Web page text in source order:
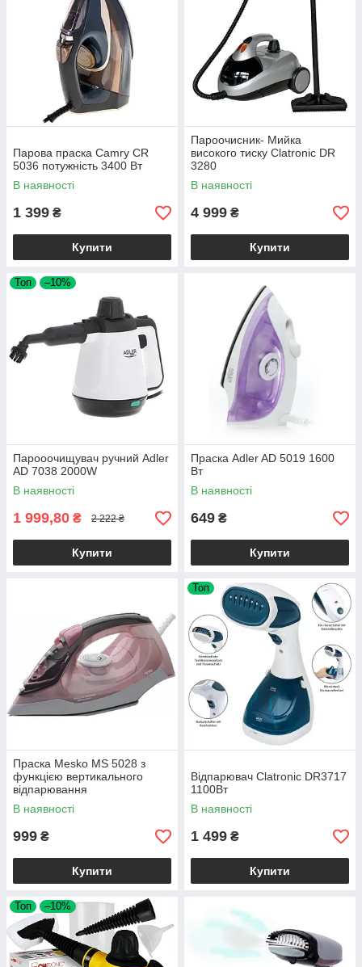
Парова праска Camry CR
5036 потужність 3400 Вт
В наявності
1 399 ₴
Купити
Пароочисник- Мийка
високого тиску Clatronic DR
3280
В наявності
4 999 ₴
Купити
Топ –10%
Парооочищувач ручний Adler
AD 7038 2000W
В наявності
1 999,80 ₴ 2 222 ₴
Купити
Праска Adler AD 5019 1600
Вт
В наявності
649 ₴
Купити
Праска Mesko MS 5028 з
функцією вертикального
відпарювання
В наявності
999 ₴
Купити
Топ
Відпарювач Clatronic DR3717
1100Вт
В наявності
1 499 ₴
Купити
Топ –10%